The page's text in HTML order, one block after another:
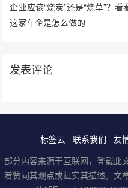
企业应该“烧炭”还是“烧草”？看
这家车企是怎么做的
发表评论
标签云 联系我们 友
部分内容来源于互联网，登载此
着赞同其观点或证实其描述。文